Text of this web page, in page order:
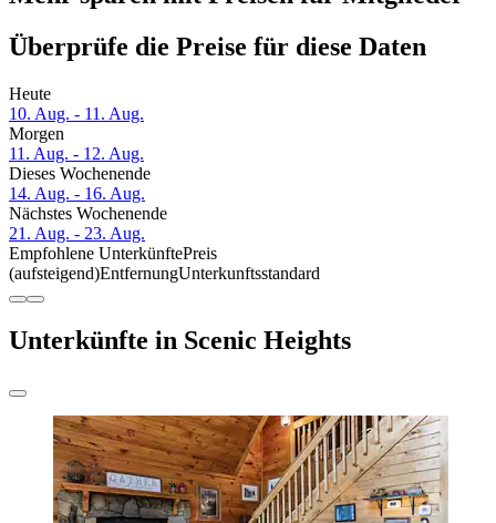
Überprüfe die Preise für diese Daten
Heute
10. Aug. - 11. Aug.
Morgen
11. Aug. - 12. Aug.
Dieses Wochenende
14. Aug. - 16. Aug.
Nächstes Wochenende
21. Aug. - 23. Aug.
Empfohlene UnterkünftePreis
(aufsteigend)EntfernungUnterkunftsstandard
Unterkünfte in Scenic Heights